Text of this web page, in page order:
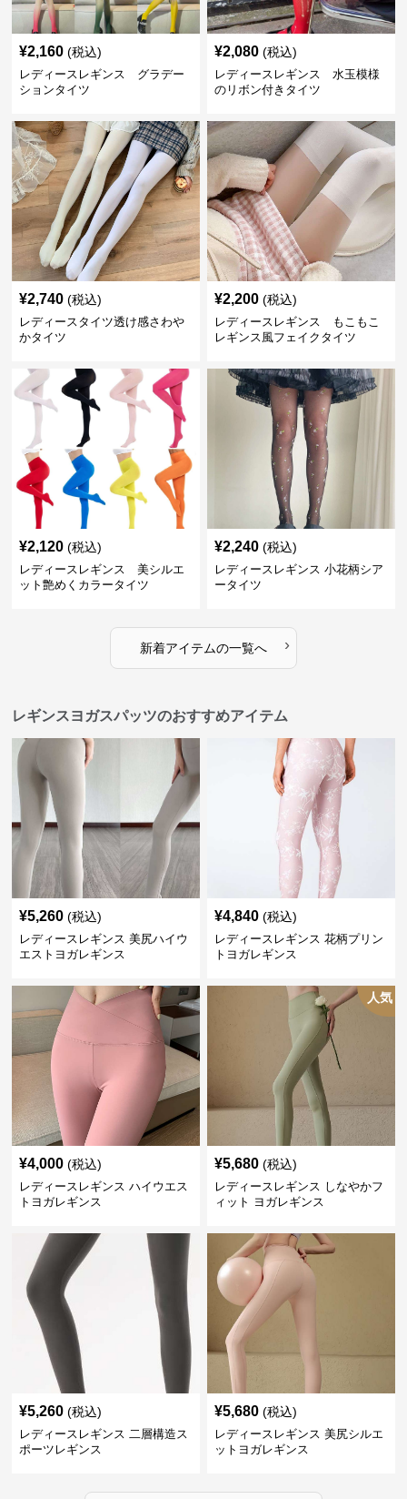
¥2,160 (税込)
レディースレギンス グラデー
ションタイツ
¥2,080 (税込)
レディースレギンス 水玉模様
のリボン付きタイツ
¥2,740 (税込)
レディースタイツ透け感さわや
かタイツ
¥2,200 (税込)
レディースレギンス もこもこ
レギンス風フェイクタイツ
¥2,120 (税込)
レディースレギンス 美シルエ
ット艶めくカラータイツ
¥2,240 (税込)
レディースレギンス 小花柄シア
ータイツ
新着アイテムの一覧へ ›
レギンスヨガスパッツのおすすめアイテム
¥5,260 (税込)
レディースレギンス 美尻ハイウ
エストヨガレギンス
¥4,840 (税込)
レディースレギンス 花柄プリン
トヨガレギンス
¥4,000 (税込)
レディースレギンス ハイウエス
トヨガレギンス
人気
¥5,680 (税込)
レディースレギンス しなやかフ
ィット ヨガレギンス
¥5,260 (税込)
レディースレギンス 二層構造ス
ポーツレギンス
¥5,680 (税込)
レディースレギンス 美尻シルエ
ットヨガレギンス